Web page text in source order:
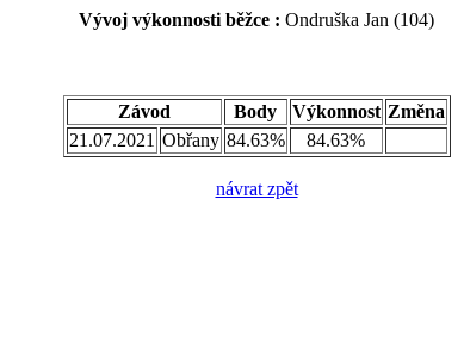
Vývoj výkonnosti běžce : Ondruška Jan (104)
Závod Body Výkonnost Změna
21.07.2021 Obřany 84.63% 84.63%
návrat zpět